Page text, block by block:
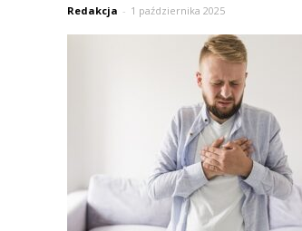
Redakcja - 1 października 2025